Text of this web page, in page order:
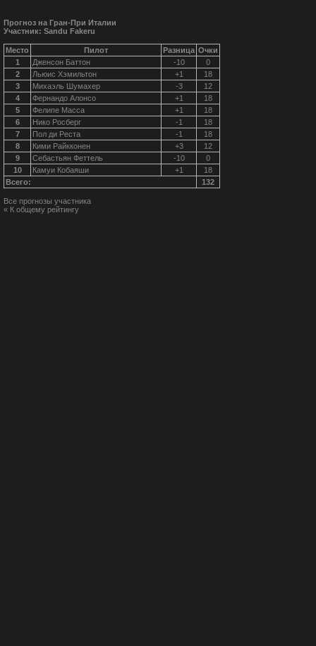
Прогноз на Гран-При Италии
Участник: Sandu Fakeru
Место Пилот Разница Очки
1
Дженсон Баттон -10
0
2
Льюис Хэмильтон +1
18
3
Михаэль Шумахер -3
12
4
Фернандо Алонсо +1
18
5
Фелипе Масса +1
18
6
Нико Росберг -1
18
7
Пол ди Реста -1
18
8
Кими Райкконен +3
12
9
Себастьян Феттель -10
0
10
Камуи Кобаяши +1
18
Всего:
132
Все прогнозы участника
« К общему рейтингу